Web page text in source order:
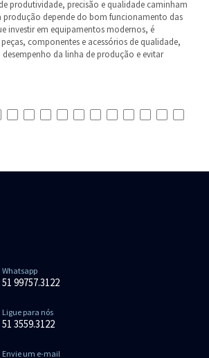
produtividade, precisão e qualidade caminham
produção depende do bom funcionamento das
investir em equipamentos modernos, é
componentes e acessórios de qualidade,
da linha de produção e evitar
Whatsapp
51 99757.3122
Ligue para nós
51 3559.3122
Envie um e-mail